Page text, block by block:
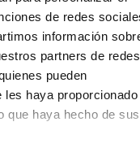
de redes
información
partners de redes
pueden
haya proporcionado
que haya hecho de sus
del filtro. El
para realzar las
superior de
armónicos
integrados